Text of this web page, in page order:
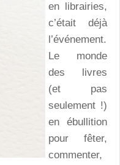
en librairies,
c’était déjà
l’événement.
Le monde
des livres
(et pas
seulement !)
en ébullition
pour fêter,
commenter,